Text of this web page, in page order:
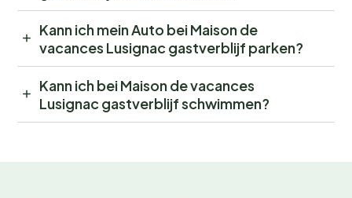
Kann ich mein Auto bei Maison de
vacances Lusignac gastverblijf parken?
Kann ich bei Maison de vacances
Lusignac gastverblijf schwimmen?